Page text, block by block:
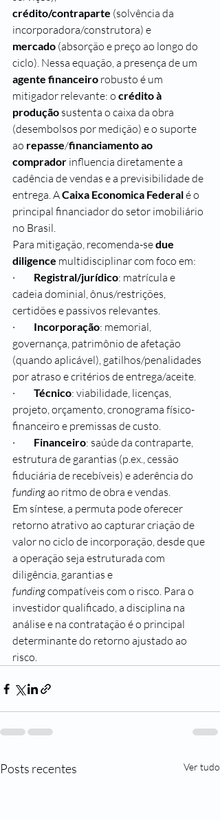
crédito/contraparte (solvência da
incorporadora/construtora) e
mercado (absorção e preço ao longo do
ciclo). Nessa equação, a presença de um
agente financeiro robusto é um
mitigador relevante: o crédito à
produção sustenta o caixa da obra
(desembolsos por medição) e o suporte
ao repasse/financiamento ao
comprador influencia diretamente a
cadência de vendas e a previsibilidade de
entrega. A Caixa Economica Federal é o
principal financiador do setor imobiliário
no Brasil.
Para mitigação, recomenda-se due
diligence multidisciplinar com foco em:
· Registral/jurídico: matrícula e
cadeia dominial, ônus/restrições,
certidões e passivos relevantes.
· Incorporação: memorial,
governança, patrimônio de afetação
(quando aplicável), gatilhos/penalidades
por atraso e critérios de entrega/aceite.
· Técnico: viabilidade, licenças,
projeto, orçamento, cronograma físico-
financeiro e premissas de custo.
· Financeiro: saúde da contraparte,
estrutura de garantias (p.ex., cessão
fiduciária de recebíveis) e aderência do
funding ao ritmo de obra e vendas.
Em síntese, a permuta pode oferecer
retorno atrativo ao capturar criação de
valor no ciclo de incorporação, desde que
a operação seja estruturada com
diligência, garantias e
funding compatíveis com o risco. Para o
investidor qualificado, a disciplina na
análise e na contratação é o principal
determinante do retorno ajustado ao
risco.
Posts recentes Ver tudo